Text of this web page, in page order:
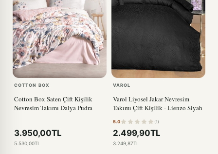
COTTON BOX
Cotton Box Saten Çift Kişilik
Nevresim Takımı Dalya Pudra
3.950,00TL
5.530,00TL
VAROL
Varol Liyosel Jakar Nevresim
Takımı Çift Kişilik - Lienzo Siyah
5.0 (1)
2.499,90TL
3.249,87TL